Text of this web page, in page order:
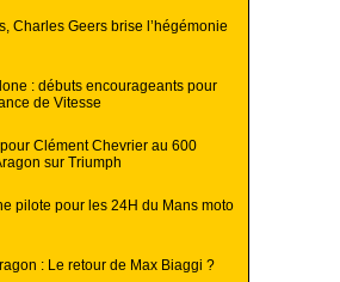
Charles Geers brise l’hégémonie
: débuts encourageants pour
de Vitesse
Clément Chevrier au 600
sur Triumph
pilote pour les 24H du Mans moto
: Le retour de Max Biaggi ?